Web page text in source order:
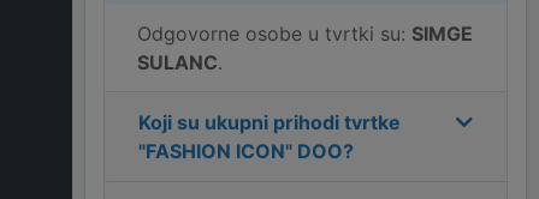
Odgovorne osobe u tvrtki su: SIMGE
SULANC.
Koji su ukupni prihodi tvrtke
"FASHION ICON" DOO?